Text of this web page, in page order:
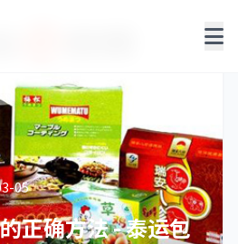
05
正确方法 - 泰运包